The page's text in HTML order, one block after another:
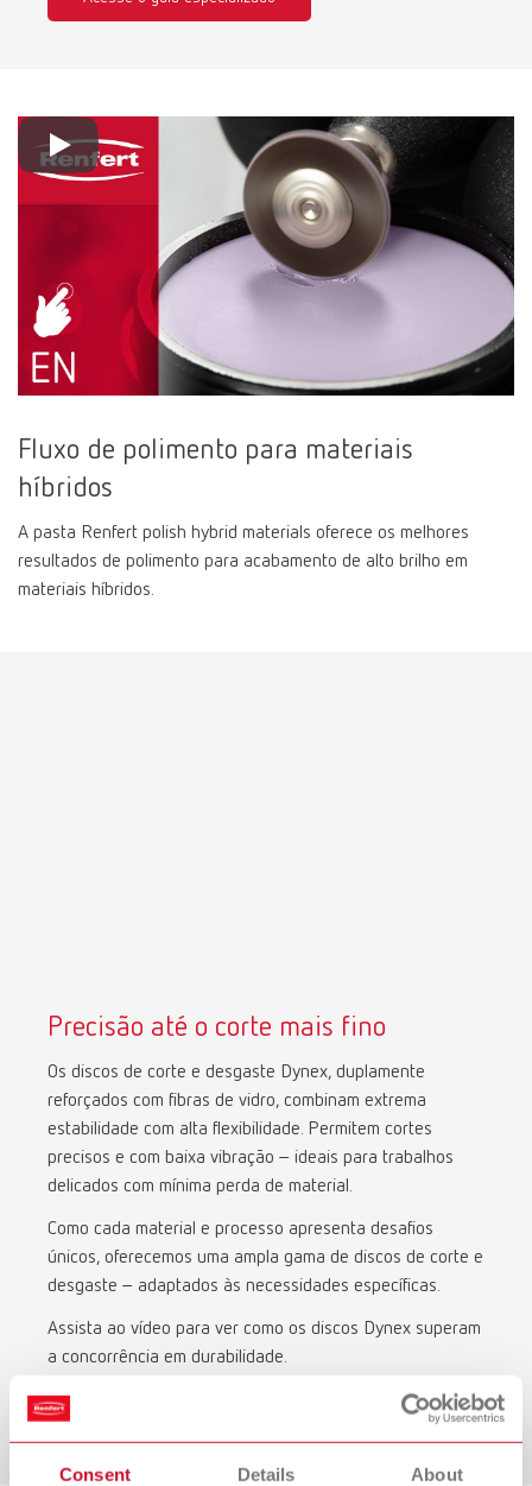
Consent Details About
Fluxo de polimento para materiais
híbridos
A pasta Renfert polish hybrid materials oferece os melhores
resultados de polimento para acabamento de alto brilho em
materiais híbridos.
Precisão até o corte mais fino
Os discos de corte e desgaste Dynex, duplamente
reforçados com fibras de vidro, combinam extrema
estabilidade com alta flexibilidade. Permitem cortes
precisos e com baixa vibração – ideais para trabalhos
delicados com mínima perda de material.
Como cada material e processo apresenta desafios
únicos, oferecemos uma ampla gama de discos de corte e
desgaste – adaptados às necessidades específicas.
Assista ao vídeo para ver como os discos Dynex superam
a concorrência em durabilidade.